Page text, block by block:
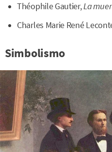
Théophile Gautier,La
Charles Marie René
Simbolismo